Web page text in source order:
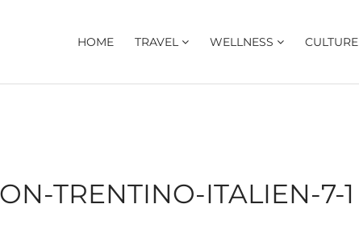
HOME TRAVEL WELLNESS CULTURE
TRENTINO-ITALIEN-7-1